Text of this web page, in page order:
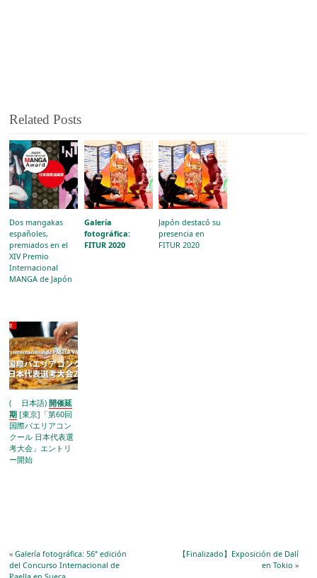
Related Posts
Dos mangakas
españoles,
premiados en el
XIV Premio
Internacional
MANGA de Japón
Galería
fotográfica:
FITUR 2020
Japón destacó su
presencia en
FITUR 2020
( 日本語)開催延
期 [東京]「第60回
国際パエリアコン
クール 日本代表選
考大会」エントリ
ー開始
«Galería fotográfica: 56ª edición
del Concurso Internacional de
【Finalizado】Exposición de Dalí
en Tokio »